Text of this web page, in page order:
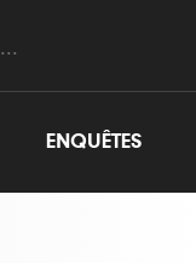
ENQUÊTES